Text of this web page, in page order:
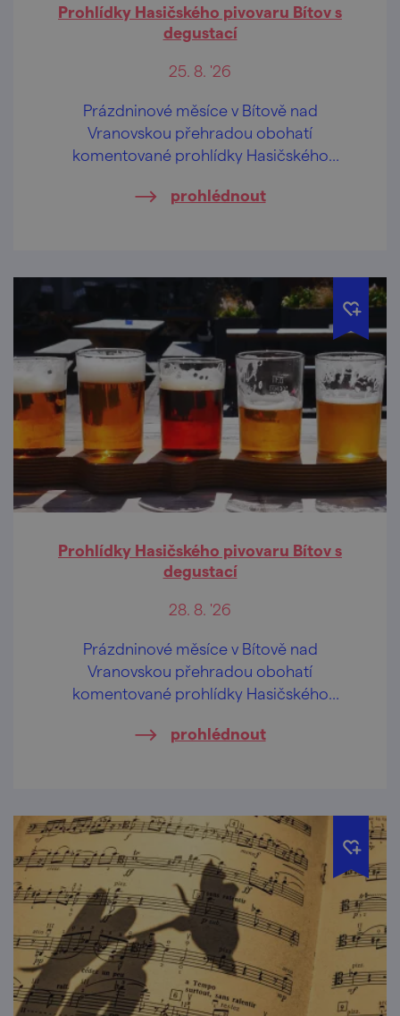
Prohlídky Hasičského pivovaru Bítov s
degustací
25. 8. '26
Prázdninové měsíce v Bítově nad
Vranovskou přehradou obohatí
komentované prohlídky Hasičského
prohlédnout
Prohlídky Hasičského pivovaru Bítov s
degustací
28. 8. '26
Prázdninové měsíce v Bítově nad
Vranovskou přehradou obohatí
komentované prohlídky Hasičského
prohlédnout